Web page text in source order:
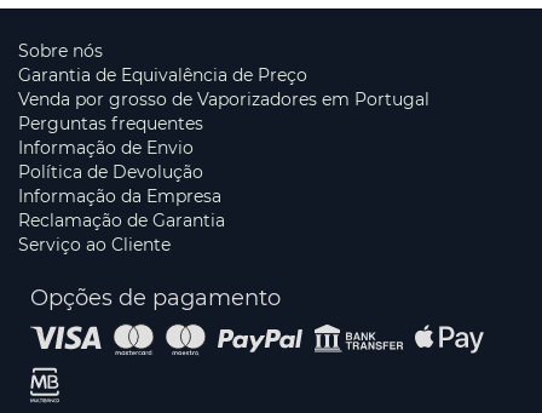
Sobre nós
Garantia de Equivalência de Preço
Venda por grosso de Vaporizadores em Portugal
Perguntas frequentes
Informação de Envio
Política de Devolução
Informação da Empresa
Reclamação de Garantia
Serviço ao Cliente
Opções de pagamento